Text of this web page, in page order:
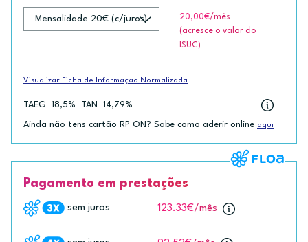
20,00€/mês
(acresce o valor do
ISUC)
Visualizar Ficha de Informação Normalizada
TAEG 18,5% TAN 14,79%
Ainda não tens cartão RP ON? Sabe como aderir online aqui
Pagamento em prestações
sem juros 123.33€/mês